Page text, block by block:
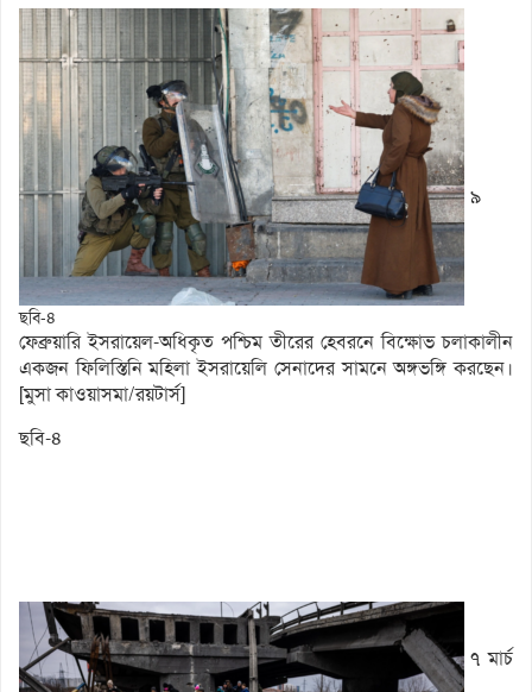
ছবি-৪
৯
ফেব্রুয়ারি ইসরায়েল-অধিকৃত পশ্চিম তীরের হেবরনে বিক্ষোভ চলাকালীন
একজন ফিলিস্তিনি মহিলা ইসরায়েলি সেনাদের সামনে অঙ্গভঙ্গি করছেন।
[মুসা কাওয়াসমা/রয়টার্স]
ছবি-৪
৭ মার্চ